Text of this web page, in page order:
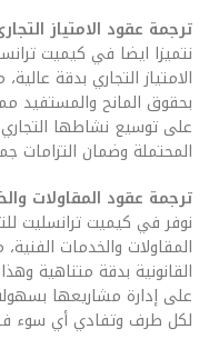
ترجمة عقود الامتياز
نتميزا ايضا في كيميت
الامتياز التجاري بدقة
بحقوق المانح والمستفيد
على توسيع نشاطها التجاري
المحتملة وضمان التزامات
ترجمة عقود المقاولات
نوفر في كيميت ترانسليت
المقاولات والخدمات
القانونية بدقة متناهية
على إدارة مشاريعها
لكل طرف وتفادي أي سوء